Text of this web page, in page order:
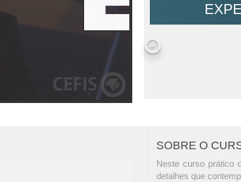
SOBRE O
Neste curso prático
detalhes que